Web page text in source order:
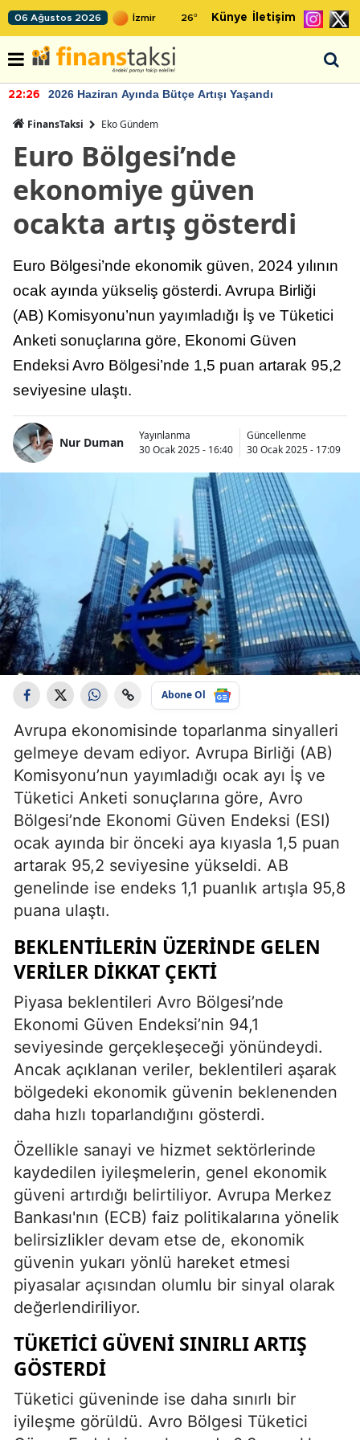
06 Ağustos 2026 26° Künye İletişim
22:26 2026 Haziran Ayında Bütçe Artışı Yaşandı
FinansTaksi Eko Gündem
Euro Bölgesi’nde
ekonomiye güven
ocakta artış gösterdi
Euro Bölgesi’nde ekonomik güven, 2024 yılının
ocak ayında yükseliş gösterdi. Avrupa Birliği
(AB) Komisyonu’nun yayımladığı İş ve Tüketici
Anketi sonuçlarına göre, Ekonomi Güven
Endeksi Avro Bölgesi’nde 1,5 puan artarak 95,2
seviyesine ulaştı.
Nur Duman
Yayınlanma
30 Ocak 2025 - 16:40
Güncellenme
30 Ocak 2025 - 17:09
Abone Ol
Avrupa ekonomisinde toparlanma sinyalleri
gelmeye devam ediyor. Avrupa Birliği (AB)
Komisyonu’nun yayımladığı ocak ayı İş ve
Tüketici Anketi sonuçlarına göre, Avro
Bölgesi’nde Ekonomi Güven Endeksi (ESI)
ocak ayında bir önceki aya kıyasla 1,5 puan
artarak 95,2 seviyesine yükseldi. AB
genelinde ise endeks 1,1 puanlık artışla 95,8
puana ulaştı.
BEKLENTILERIN ÜZERINDE GELEN
VERILER DIKKAT ÇEKTI
Piyasa beklentileri Avro Bölgesi’nde
Ekonomi Güven Endeksi’nin 94,1
seviyesinde gerçekleşeceği yönündeydi.
Ancak açıklanan veriler, beklentileri aşarak
bölgedeki ekonomik güvenin beklenenden
daha hızlı toparlandığını gösterdi.
Özellikle sanayi ve hizmet sektörlerinde
kaydedilen iyileşmelerin, genel ekonomik
güveni artırdığı belirtiliyor. Avrupa Merkez
Bankası'nın (ECB) faiz politikalarına yönelik
belirsizlikler devam etse de, ekonomik
güvenin yukarı yönlü hareket etmesi
piyasalar açısından olumlu bir sinyal olarak
değerlendiriliyor.
TÜKETICI GÜVENI SINIRLI ARTIŞ
GÖSTERDI
Tüketici güveninde ise daha sınırlı bir
iyileşme görüldü. Avro Bölgesi Tüketici